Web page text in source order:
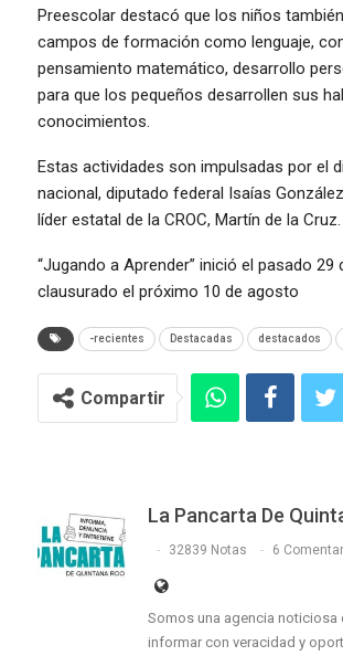
Preescolar destacó que los niños
campos de formación como lenguaje,
pensamiento matemático, desarrollo
para que los pequeños desarrollen sus
conocimientos.
Estas actividades son impulsadas por el
nacional, diputado federal Isaías
líder estatal de la CROC, Martín de la Cruz.
“Jugando a Aprender” inició el pasado 29
clausurado el próximo 10 de agosto
-recientes Destacadas destacados
Compartir
La Pancarta De
32839 Notas 6
Somos una agencia noticiosa
informar con veracidad y